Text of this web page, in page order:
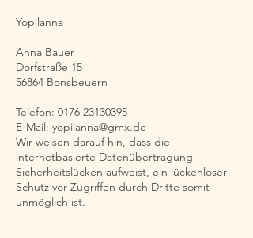
Yopilanna
Anna Bauer
Dorfstraße 15
56864 Bonsbeuern
Telefon: 0176 23130395
E-Mail: yopilanna@gmx.de
Wir weisen darauf hin, dass die
internetbasierte Datenübertragung
Sicherheitslücken aufweist, ein lückenloser
Schutz vor Zugriffen durch Dritte somit
unmöglich ist.